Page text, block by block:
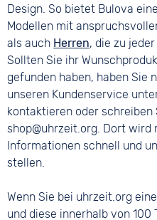
Design. So bietet Bulova
Modellen mit
als auch Herren, die zu
Sollten Sie ihr
gefunden haben, haben Sie
unseren Kundenservice
kontaktieren oder schreiben
shop@uhrzeit.org. Dort wird
Informationen schnell und
stellen.
Wenn Sie bei uhrzeit.org eine
und diese innerhalb von 100